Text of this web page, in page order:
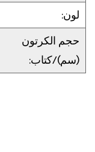
لون:
حجم الكرتون
(سم)/كتاب: